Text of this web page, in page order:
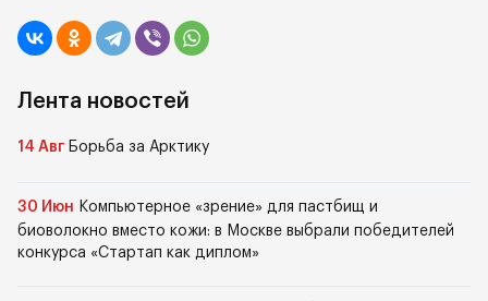
Лента новостей
14 Авг Борьба за Арктику
30 Июн Компьютерное «зрение» для пастбищ и
биоволокно вместо кожи: в Москве выбрали победителей
конкурса «Стартап как диплом»